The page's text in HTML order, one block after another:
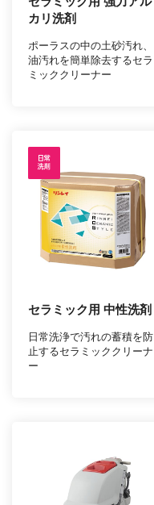
カリ洗剤
ポーラスの中の土砂汚れ、
油汚れを簡単除去するセラ
ミッククリーナー
セラミック用 中性洗剤
日常洗浄で汚れの蓄積を防
止するセラミッククリーナ
ー